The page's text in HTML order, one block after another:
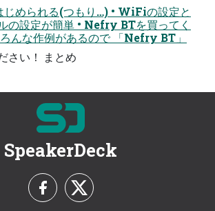
じめられる(つもり…) • WiFiの設定と
の設定が簡単 • Nefry BTを買ってく
んな作例があるので 「Nefry BT」
さい！ まとめ
SpeakerDeck